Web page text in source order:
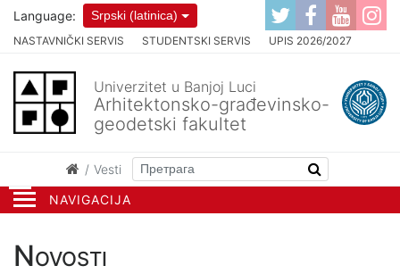
NAVIGACIJA
NASTAVNIČKI SERVIS STUDENTSKI SERVIS UPIS 2026/2027
Language: Srpski (latinica)
Univerzitet u Banjoj Luci
Arhitektonsko-građevinsko-
geodetski fakultet
Vesti
Novosti